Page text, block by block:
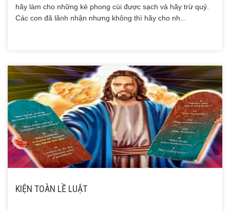
hãy làm cho những kẻ phong cùi được sạch và hãy trừ quỷ.
Các con đã lãnh nhận nhưng không thì hãy cho nh...
KIỆN TOÀN LỀ LUẬT